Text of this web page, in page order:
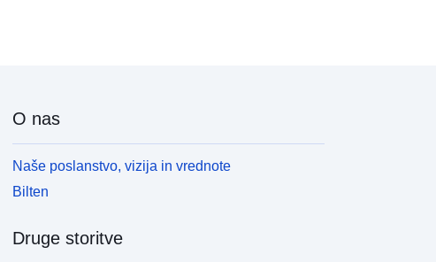
O nas
Naše poslanstvo, vizija in vrednote
Bilten
Druge storitve